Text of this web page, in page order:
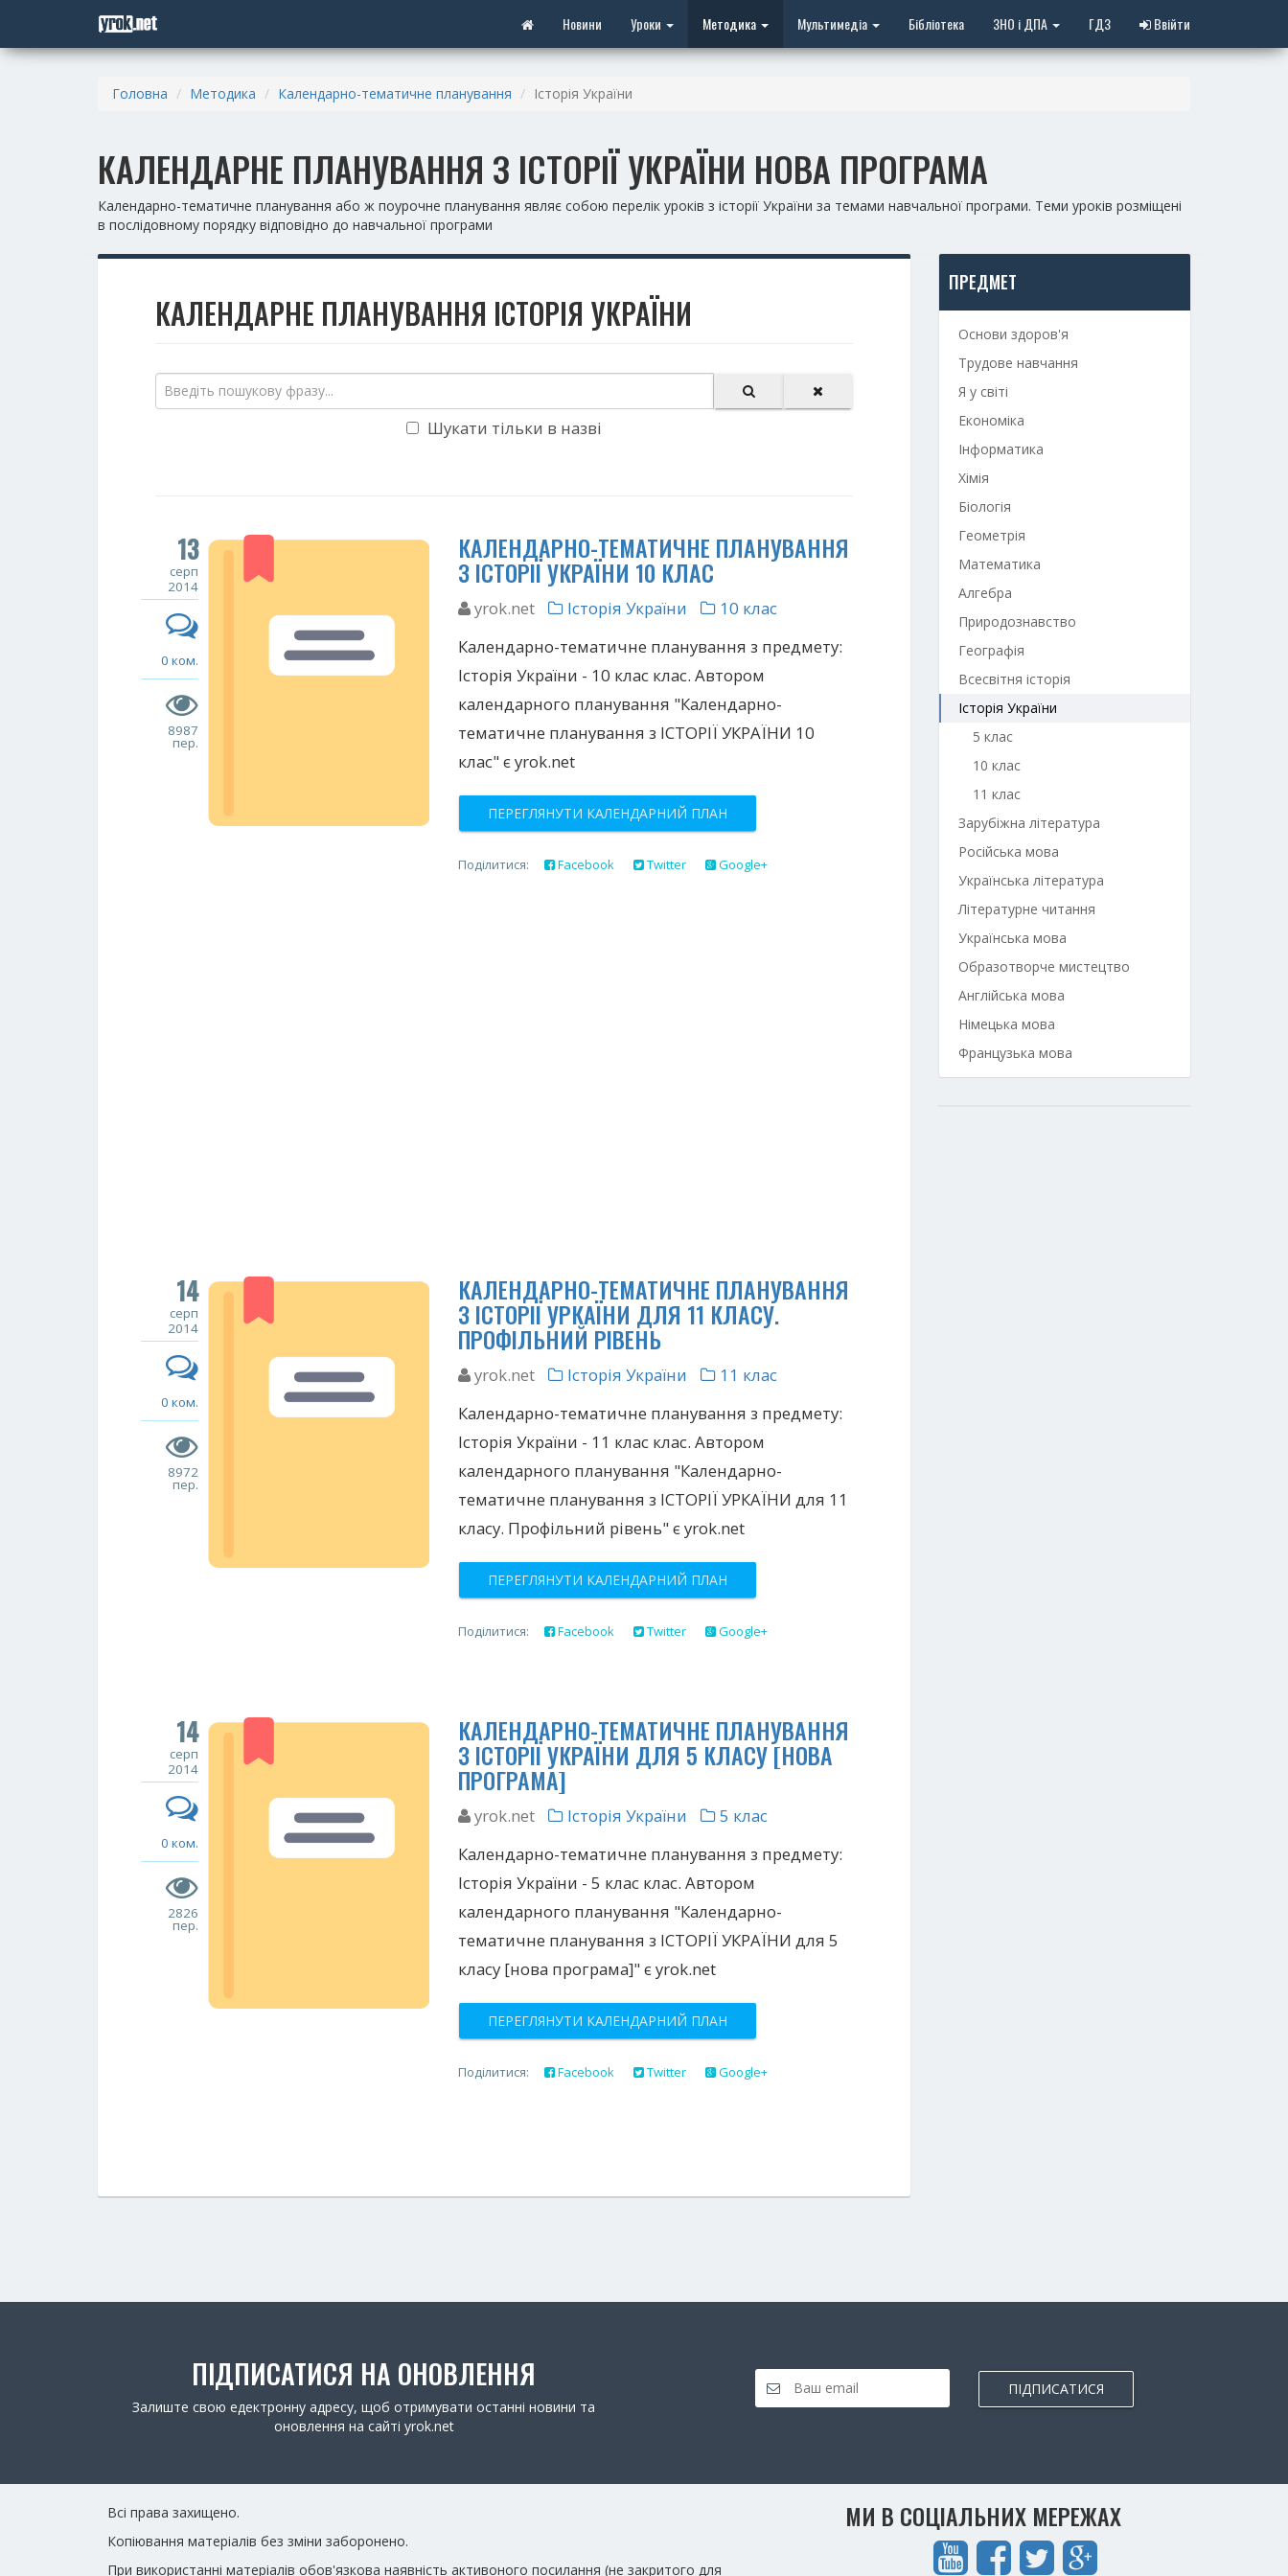
Новини Уроки Методика Мультимедіа Бібліотека ЗНО і ДПА ГДЗ Ввійти
Головна Методика Календарно-тематичне планування Історія України
КАЛЕНДАРНЕ ПЛАНУВАННЯ З ІСТОРІЇ УКРАЇНИ НОВА ПРОГРАМА
Календарно-тематичне планування або ж поурочне планування являє собою перелік уроків з історії України за темами навчальної програми. Теми уроків розміщені
в послідовному порядку відповідно до навчальної програми
КАЛЕНДАРНЕ ПЛАНУВАННЯ ІСТОРІЯ УКРАЇНИ
Шукати тільки в назві
13
серп
2014
0 ком.
8987
пер.
КАЛЕНДАРНО-ТЕМАТИЧНЕ ПЛАНУВАННЯ
З ІСТОРІЇ УКРАЇНИ 10 КЛАС
yrok.net Історія України
10 клас
Календарно-тематичне планування з предмету:
Історія України - 10 клас клас. Автором
календарного планування "Календарно-
тематичне планування з ІСТОРІЇ УКРАЇНИ 10
клас" є yrok.net
ПЕРЕГЛЯНУТИ КАЛЕНДАРНИЙ ПЛАН
Поділитися: Facebook Twitter Google+
14
серп
2014
0 ком.
8972
пер.
КАЛЕНДАРНО-ТЕМАТИЧНЕ ПЛАНУВАННЯ
З ІСТОРІЇ УРКАЇНИ ДЛЯ 11 КЛАСУ.
ПРОФІЛЬНИЙ РІВЕНЬ
yrok.net Історія України
11 клас
Календарно-тематичне планування з предмету:
Історія України - 11 клас клас. Автором
календарного планування "Календарно-
тематичне планування з ІСТОРІЇ УРКАЇНИ для 11
класу. Профільний рівень" є yrok.net
ПЕРЕГЛЯНУТИ КАЛЕНДАРНИЙ ПЛАН
Поділитися: Facebook Twitter Google+
14
серп
2014
0 ком.
2826
пер.
КАЛЕНДАРНО-ТЕМАТИЧНЕ ПЛАНУВАННЯ
З ІСТОРІЇ УКРАЇНИ ДЛЯ 5 КЛАСУ [НОВА
ПРОГРАМА]
yrok.net Історія України
5 клас
Календарно-тематичне планування з предмету:
Історія України - 5 клас клас. Автором
календарного планування "Календарно-
тематичне планування з ІСТОРІЇ УКРАЇНИ для 5
класу [нова програма]" є yrok.net
ПЕРЕГЛЯНУТИ КАЛЕНДАРНИЙ ПЛАН
Поділитися: Facebook Twitter Google+
ПРЕДМЕТ
Основи здоров'я
Трудове навчання
Я у світі
Економіка
Інформатика
Хімія
Біологія
Геометрія
Математика
Алгебра
Природознавство
Географія
Всесвітня історія
Історія України
5 клас
10 клас
11 клас
Зарубіжна література
Російська мова
Українська література
Літературне читання
Українська мова
Образотворче мистецтво
Англійська мова
Німецька мова
Французька мова
ПІДПИСАТИСЯ НА ОНОВЛЕННЯ
Залиште свою едектронну адресу, щоб отримувати останні новини та
оновлення на сайті yrok.net
ПІДПИСАТИСЯ
Всі права захищено.
Копіювання матеріалів без зміни заборонено.
При використанні матеріалів обов'язкова наявність активоного посилання (не закритого для
МИ В СОЦІАЛЬНИХ МЕРЕЖАХ